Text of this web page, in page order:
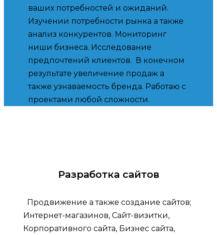
ваших потребностей и ожиданий.
Изучении потребности рынка а также
анализ конкурентов. Мониторинг
ниши бизнеса. Исследование
предпочтений клиентов. В конечном
результате увеличение продаж а
также узнаваемость бренда. Работаю с
проектами любой сложности.
Разработка сайтов
Продвижение а также создание сайтов;
Интернет-магазинов, Сайт-визитки,
Корпоративного сайта, Бизнес сайта,